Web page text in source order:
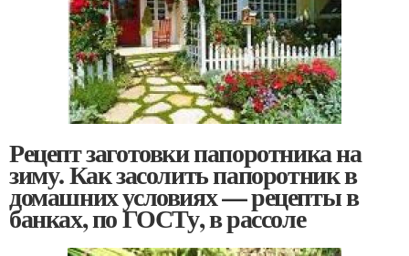
Рецепт заготовки папоротника на
зиму. Как засолить папоротник в
домашних условиях — рецепты в
банках, по ГОСТу, в рассоле